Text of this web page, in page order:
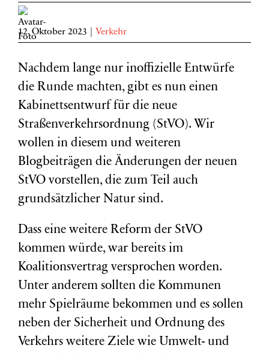
12. Oktober 2023 Verkehr
Nachdem lange nur inoffizielle Entwürfe
die Runde machten, gibt es nun einen
Kabinettsentwurf für die neue
Straßenverkehrsordnung (StVO). Wir
wollen in diesem und weiteren
Blogbeiträgen die Änderungen der neuen
StVO vorstellen, die zum Teil auch
grundsätzlicher Natur sind.
Dass eine weitere Reform der StVO
kommen würde, war bereits im
Koalitionsvertrag versprochen worden.
Unter anderem sollten die Kommunen
mehr Spielräume bekommen und es sollen
neben der Sicherheit und Ordnung des
Verkehrs weitere Ziele wie Umwelt- und